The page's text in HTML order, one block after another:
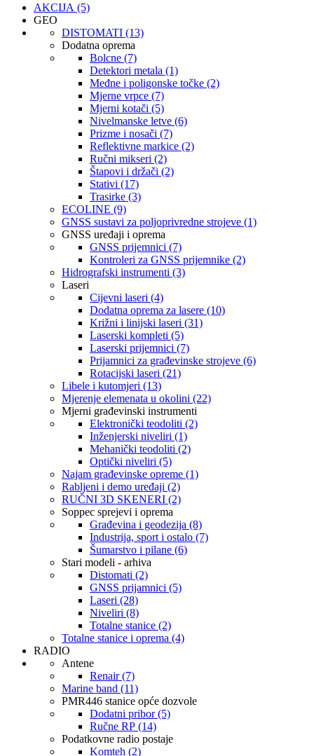
AKCIJA (5)
GEO
DISTOMATI (13)
Dodatna oprema
Bolcne (7)
Detektori metala (1)
Međne i poligonske točke (2)
Mjerne vrpce (7)
Mjerni kotači (5)
Nivelmanske letve (6)
Prizme i nosači (7)
Reflektivne markice (2)
Ručni mikseri (2)
Štapovi i držači (2)
Stativi (17)
Trasirke (3)
ECOLINE (9)
GNSS sustavi za poljoprivredne strojeve (1)
GNSS uređaji i oprema
GNSS prijemnici (7)
Kontroleri za GNSS prijemnike (2)
Hidrografski instrumenti (3)
Laseri
Cijevni laseri (4)
Dodatna oprema za lasere (10)
Križni i linijski laseri (31)
Laserski kompleti (5)
Laserski prijemnici (7)
Prijamnici za građevinske strojeve (6)
Rotacijski laseri (21)
Libele i kutomjeri (13)
Mjerenje elemenata u okolini (22)
Mjerni građevinski instrumenti
Elektronički teodoliti (2)
Inženjerski niveliri (1)
Mehanički teodoliti (2)
Optički niveliri (5)
Najam građevinske opreme (1)
Rabljeni i demo uređaji (2)
RUČNI 3D SKENERI (2)
Soppec sprejevi i oprema
Građevina i geodezija (8)
Industrija, sport i ostalo (7)
Šumarstvo i pilane (6)
Stari modeli - arhiva
Distomati (2)
GNSS prijamnici (5)
Laseri (28)
Niveliri (8)
Totalne stanice (2)
Totalne stanice i oprema (4)
RADIO
Antene
Renair (7)
Marine band (11)
PMR446 stanice opće dozvole
Dodatni pribor (5)
Ručne RP (14)
Podatkovne radio postaje
Komteh (2)